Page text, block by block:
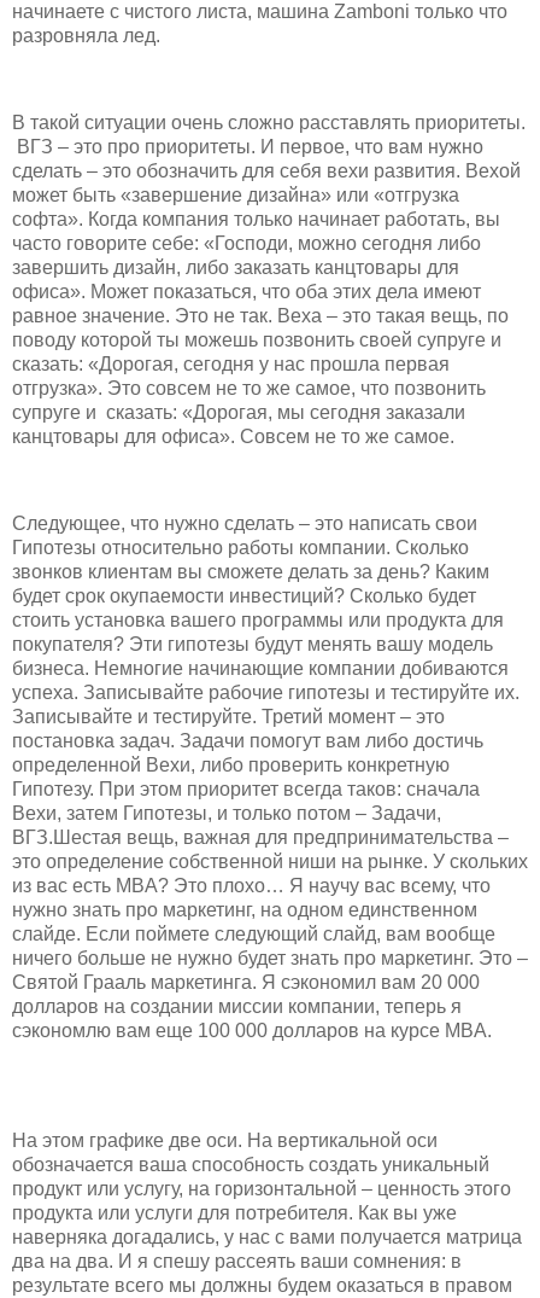
начинаете с чистого листа, машина Zamboni только что
разровняла лед.
В такой ситуации очень сложно расставлять приоритеты.
ВГЗ – это про приоритеты. И первое, что вам нужно
сделать – это обозначить для себя вехи развития. Вехой
может быть «завершение дизайна» или «отгрузка
софта». Когда компания только начинает работать, вы
часто говорите себе: «Господи, можно сегодня либо
завершить дизайн, либо заказать канцтовары для
офиса». Может показаться, что оба этих дела имеют
равное значение. Это не так. Веха – это такая вещь, по
поводу которой ты можешь позвонить своей супруге и
сказать: «Дорогая, сегодня у нас прошла первая
отгрузка». Это совсем не то же самое, что позвонить
супруге и сказать: «Дорогая, мы сегодня заказали
канцтовары для офиса». Совсем не то же самое.
Следующее, что нужно сделать – это написать свои
Гипотезы относительно работы компании. Сколько
звонков клиентам вы сможете делать за день? Каким
будет срок окупаемости инвестиций? Сколько будет
стоить установка вашего программы или продукта для
покупателя? Эти гипотезы будут менять вашу модель
бизнеса. Немногие начинающие компании добиваются
успеха. Записывайте рабочие гипотезы и тестируйте их.
Записывайте и тестируйте. Третий момент – это
постановка задач. Задачи помогут вам либо достичь
определенной Вехи, либо проверить конкретную
Гипотезу. При этом приоритет всегда таков: сначала
Вехи, затем Гипотезы, и только потом – Задачи,
ВГЗ.Шестая вещь, важная для предпринимательства –
это определение собственной ниши на рынке. У скольких
из вас есть MBA? Это плохо… Я научу вас всему, что
нужно знать про маркетинг, на одном единственном
слайде. Если поймете следующий слайд, вам вообще
ничего больше не нужно будет знать про маркетинг. Это –
Святой Грааль маркетинга. Я сэкономил вам 20 000
долларов на создании миссии компании, теперь я
сэкономлю вам еще 100 000 долларов на курсе MBA.
На этом графике две оси. На вертикальной оси
обозначается ваша способность создать уникальный
продукт или услугу, на горизонтальной – ценность этого
продукта или услуги для потребителя. Как вы уже
наверняка догадались, у нас с вами получается матрица
два на два. И я спешу рассеять ваши сомнения: в
результате всего мы должны будем оказаться в правом